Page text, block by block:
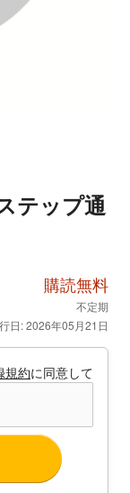
テップ通
購読無料
不定期
日: 2026年05月21日
規約に同意して